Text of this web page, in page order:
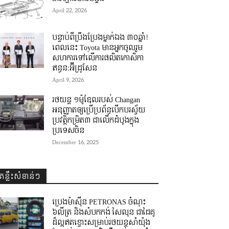
April 22, 2026
បន្ទាប់ពីប្រឹងប្រែងម្នាក់ឯង ៣០ឆ្នាំ! ​
ពេលនេះ Toyota មានអ្នកចូលរួម
សហការទៅលើការផលិតកោសិកា
ឥន្ធន:អ៊ីដ្រូសែន
April 9, 2026
រថយន្ត ១ម៉ូឌែលរបស់ Changan
អនុញ្ញាតឲ្យប្រើប្រព័ន្ធបើកបរស្វ័យ
ប្រវត្តិកម្រិត៣ ជាលើកដំបូងក្នុង
ប្រទេសចិន
December 16, 2025
ន្លឹះសំខាន់ៗ
ប្រេងម៉ាស៊ីន PETRONAS ចំណុះ
៦លីត្រ និងសំបកកង់ សៃលុន ជាដៃគូ
ដ៏ល្អឥតខ្ចោះសម្រាប់រថយន្តសាំយ៉ុង